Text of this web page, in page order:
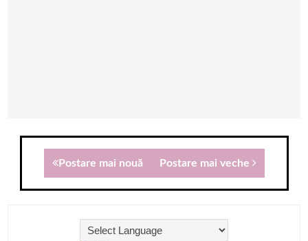
Postare mai nouă Postare mai veche